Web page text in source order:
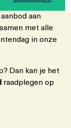
aan
met alle
in onze
Dan kan je het
raadplegen op